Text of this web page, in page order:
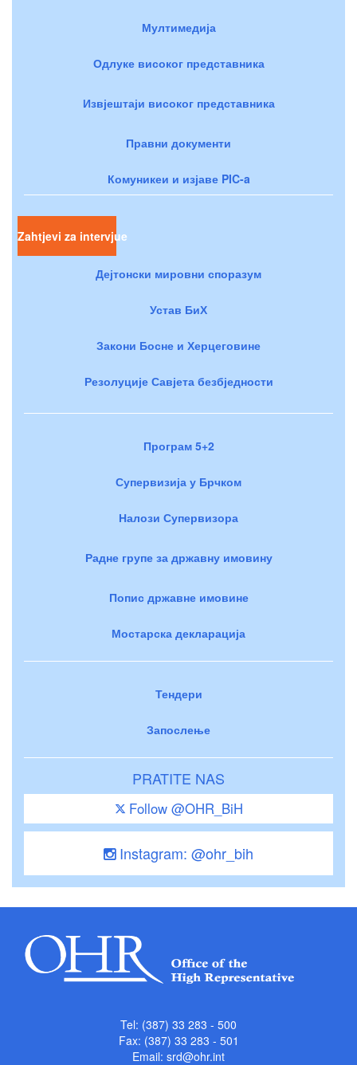
Мултимедија
Одлуке високог представника
Извјештаји високог представника
Правни документи
Комуникеи и изјаве PIC-a
Zahtjevi za intervjue
Дејтонски мировни споразум
Устав БиХ
Закони Босне и Херцеговине
Резолуције Савјета безбједности
Програм 5+2
Супервизија у Брчком
Налози Супервизора
Радне групе за државну имовину
Попис државне имовине
Мостарска декларација
Тендери
Запослење
PRATITE NAS
Follow @OHR_BiH
Instagram: @ohr_bih
Tel: (387) 33 283 - 500
Fax: (387) 33 283 - 501
Email: srd@ohr.int